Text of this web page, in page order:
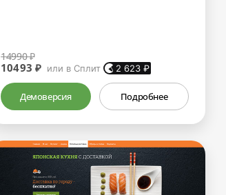
14990 ₽
10493 ₽ или в Сплит 2 623 ₽
Демоверсия Подробнее